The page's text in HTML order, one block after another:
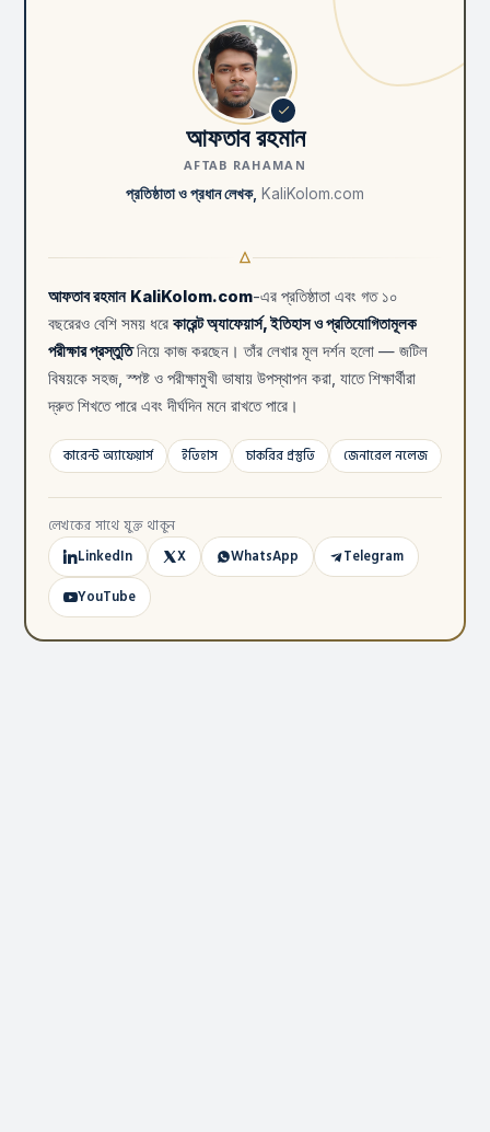
আফতাব রহমান
AFTAB RAHAMAN
প্রতিষ্ঠাতা ও প্রধান লেখক, KaliKolom.com
আফতাব রহমান KaliKolom.com-এর প্রতিষ্ঠাতা এবং গত ১০
বছরেরও বেশি সময় ধরে কারেন্ট অ্যাফেয়ার্স, ইতিহাস ও প্রতিযোগিতামূলক
পরীক্ষার প্রস্তুতিনিয়ে কাজ করছেন। তাঁর লেখার মূল দর্শন হলো — জটিল
বিষয়কে সহজ, স্পষ্ট ও পরীক্ষামুখী ভাষায় উপস্থাপন করা, যাতে শিক্ষার্থীরা
দ্রুত শিখতে পারে এবং দীর্ঘদিন মনে রাখতে পারে।
কারেন্ট অ্যাফেয়ার্স ইতিহাস চাকরির প্রস্তুতি জেনারেল নলেজ
লেখকের সাথে যুক্ত থাকুন
LinkedIn X WhatsApp
Telegram
YouTube